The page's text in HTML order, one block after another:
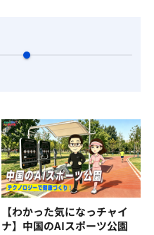
【わかった気になっチャイ
ナ】中国のAIスポーツ公園